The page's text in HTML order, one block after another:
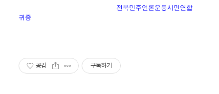
전북민주언론운동시민연합
귀중
공감 구독하기